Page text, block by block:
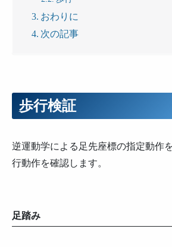
おわりに
次の記事
歩行検証
逆運動学による足先座標の指定動作
行動作を確認します。
足踏み